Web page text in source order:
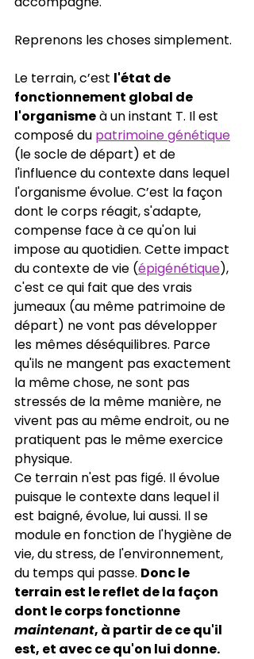
Reprenons les choses simplement.
Le terrain, c’est l'état de
fonctionnement global de
l'organisme à un instant T. Il est
composé du patrimoine génétique
(le socle de départ) et de
l'influence du contexte dans lequel
l'organisme évolue. C’est la façon
dont le corps réagit, s'adapte,
compense face à ce qu'on lui
impose au quotidien. Cette impact
du contexte de vie (épigénétique),
c'est ce qui fait que des vrais
jumeaux (au même patrimoine de
départ) ne vont pas développer
les mêmes déséquilibres. Parce
qu'ils ne mangent pas exactement
la même chose, ne sont pas
stressés de la même manière, ne
vivent pas au même endroit, ou ne
pratiquent pas le même exercice
physique.
Ce terrain n'est pas figé. Il évolue
puisque le contexte dans lequel il
est baigné, évolue, lui aussi. Il se
module en fonction de l'hygiène de
vie, du stress, de l'environnement,
du temps qui passe. Donc le
terrain est le reflet de la façon
dont le corps fonctionne
maintenant, à partir de ce qu'il
est, et avec ce qu'on lui donne.